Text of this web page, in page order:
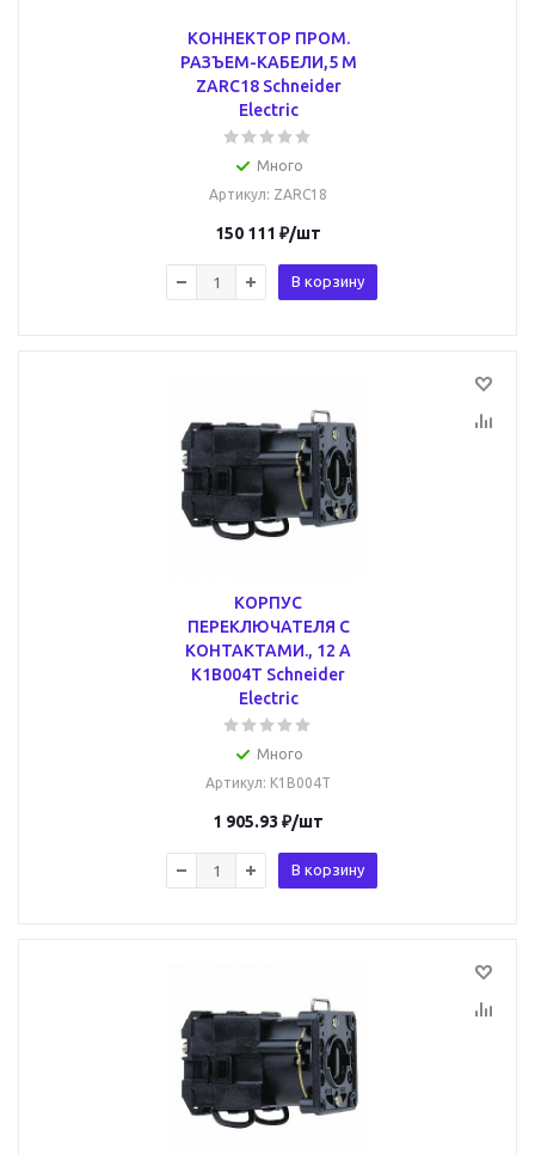
КОННЕКТОР ПРОМ.
РАЗЪЕМ-КАБЕЛИ,5 М
ZARC18 Schneider
Electric
Много
Артикул: ZARC18
150 111 ₽/шт
В корзину
КОРПУС
ПЕРЕКЛЮЧАТЕЛЯ С
КОНТАКТАМИ., 12 А
K1B004T Schneider
Electric
Много
Артикул: K1B004T
1 905.93 ₽/шт
В корзину